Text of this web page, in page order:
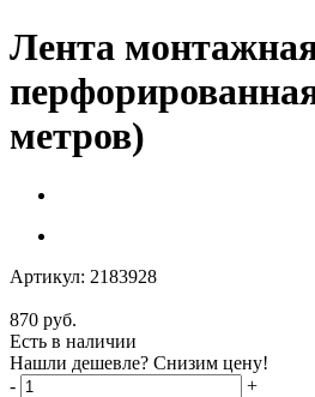
Лента
метров)
Артикул: 2183928
870 руб.
Есть в наличии
Нашли дешевле? Снизим цену!
-
+